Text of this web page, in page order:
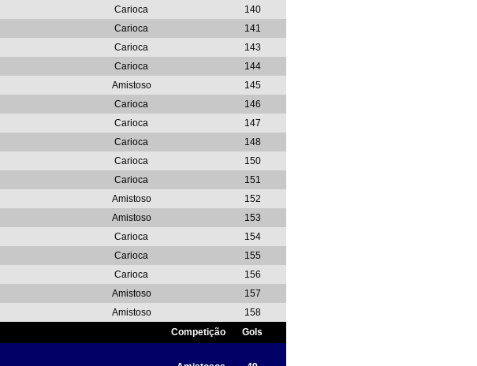
Carioca
140
Carioca
141
Carioca
143
Carioca
144
Amistoso
145
Carioca
146
Carioca
147
Carioca
148
Carioca
150
Carioca
151
Amistoso
152
Amistoso
153
Carioca
154
Carioca
155
Carioca
156
Amistoso
157
Amistoso
158
Competição Gols